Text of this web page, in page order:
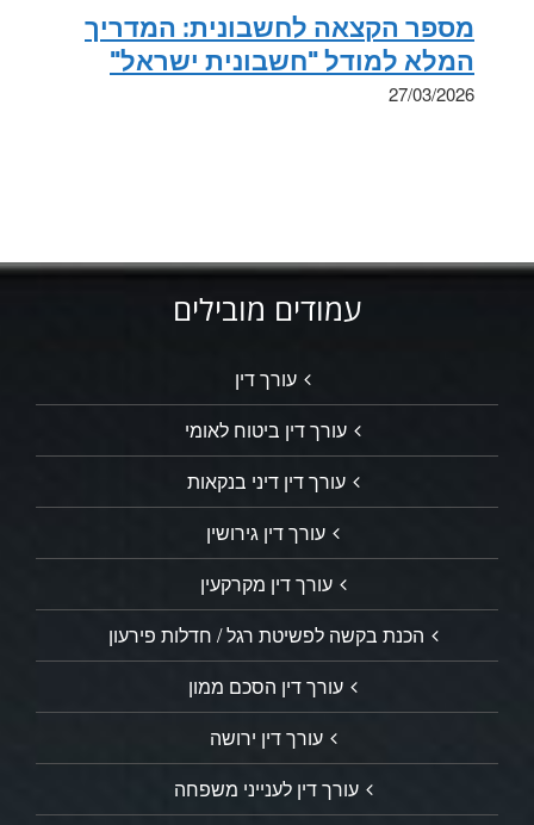
מספר הקצאה לחשבונית: המדריך
המלא למודל "חשבונית ישראל"
27/03/2026
עמודים מובילים
עורך דין
עורך דין ביטוח לאומי
עורך דין דיני בנקאות
עורך דין גירושין
עורך דין מקרקעין
הכנת בקשה לפשיטת רגל / חדלות פירעון
עורך דין הסכם ממון
עורך דין ירושה
עורך דין לענייני משפחה